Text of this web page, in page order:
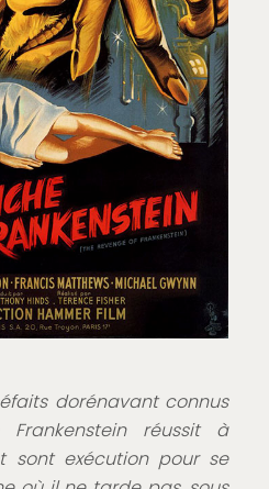
dorénavant connus
réussit à
sont exécution pour se